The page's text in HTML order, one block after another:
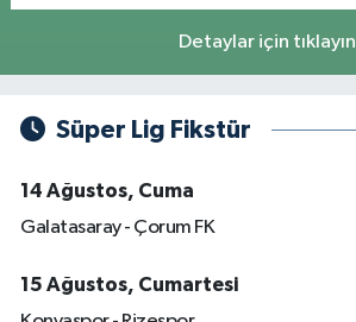
Detaylar için tıklayın
Süper Lig Fikstür
14 Ağustos, Cuma
Galatasaray - Çorum FK
15 Ağustos, Cumartesi